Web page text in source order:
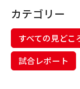
カテゴリー
すべての見どこ
試合レポート